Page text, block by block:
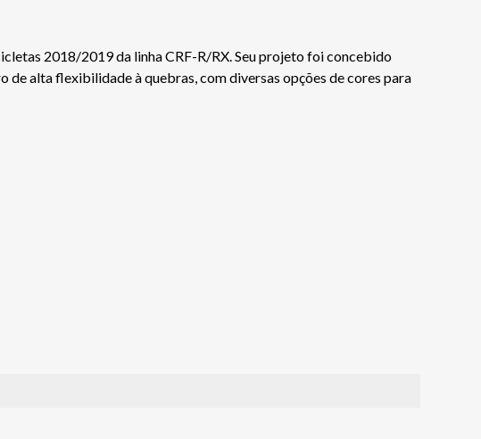
2018/2019 da linha CRF-R/RX. Seu projeto foi concebido
alta flexibilidade à quebras, com diversas opções de cores para